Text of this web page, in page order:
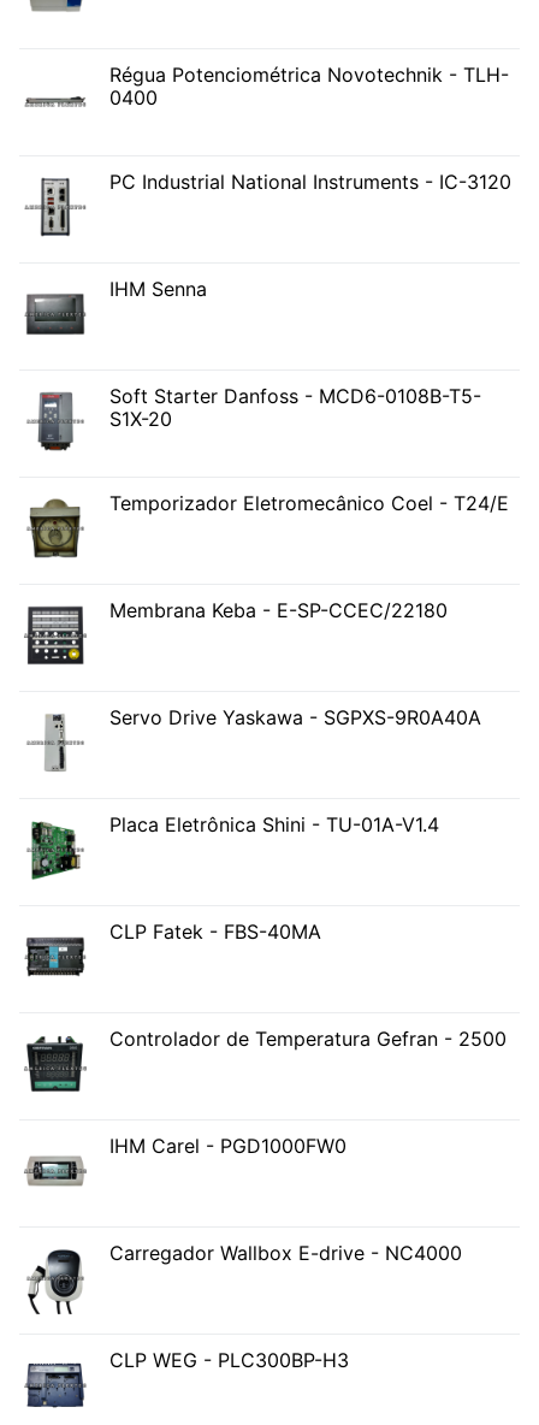
Régua Potenciométrica Novotechnik - TLH-
0400
PC Industrial National Instruments - IC-3120
IHM Senna
Soft Starter Danfoss - MCD6-0108B-T5-
S1X-20
Temporizador Eletromecânico Coel - T24/E
Membrana Keba - E-SP-CCEC/22180
Servo Drive Yaskawa - SGPXS-9R0A40A
Placa Eletrônica Shini - TU-01A-V1.4
CLP Fatek - FBS-40MA
Controlador de Temperatura Gefran - 2500
IHM Carel - PGD1000FW0
Carregador Wallbox E-drive - NC4000
CLP WEG - PLC300BP-H3